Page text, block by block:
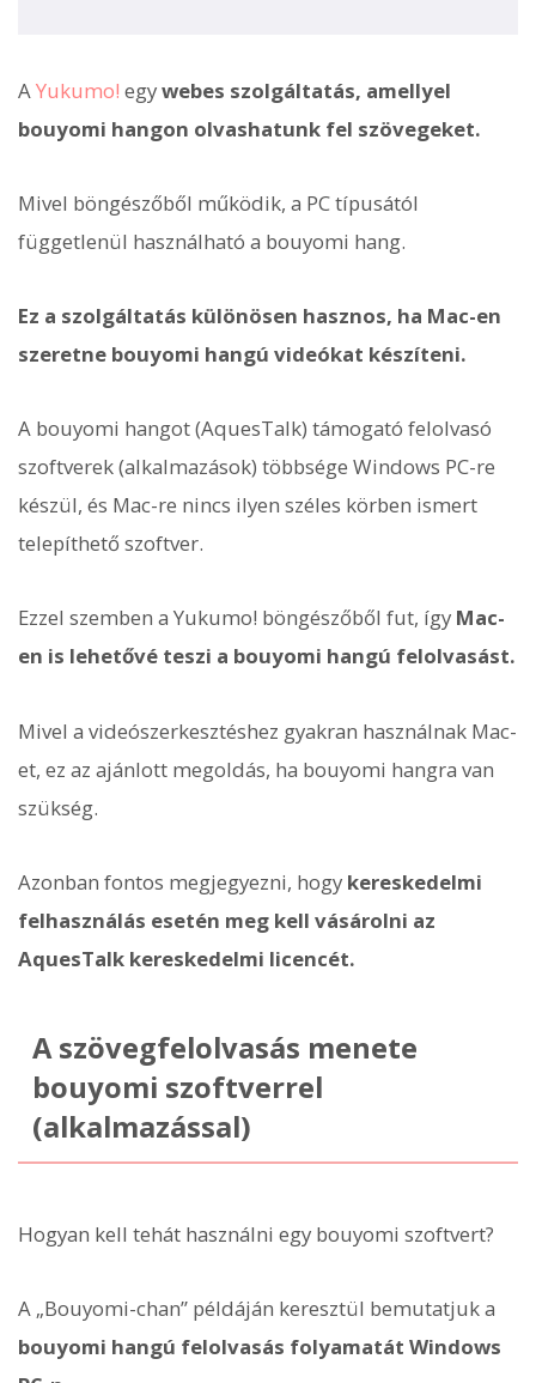
A Yukumo! egywebes szolgáltatás, amellyel
bouyomi hangon olvashatunk fel szövegeket.
Mivel böngészőből működik, a PC típusától
függetlenül használható a bouyomi hang.
Ez a szolgáltatás különösen hasznos, ha Mac-en
szeretne bouyomi hangú videókat készíteni.
A bouyomi hangot (AquesTalk) támogató felolvasó
szoftverek (alkalmazások) többsége Windows PC-re
készül, és Mac-re nincs ilyen széles körben ismert
telepíthető szoftver.
Ezzel szemben a Yukumo! böngészőből fut, így Mac-
en is lehetővé teszi a bouyomi hangú felolvasást.
Mivel a videószerkesztéshez gyakran használnak Mac-
et, ez az ajánlott megoldás, ha bouyomi hangra van
szükség.
Azonban fontos megjegyezni, hogy kereskedelmi
felhasználás esetén meg kell vásárolni az
AquesTalk kereskedelmi licencét.
A szövegfelolvasás menete
bouyomi szoftverrel
(alkalmazással)
Hogyan kell tehát használni egy bouyomi szoftvert?
A „Bouyomi-chan” példáján keresztül bemutatjuk a
bouyomi hangú felolvasás folyamatát Windows